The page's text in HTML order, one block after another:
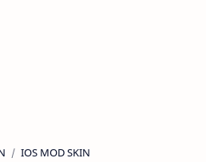
IOS MOD SKIN